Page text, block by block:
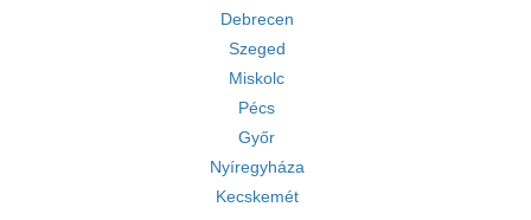
Debrecen
Szeged
Miskolc
Pécs
Győr
Nyíregyháza
Kecskemét